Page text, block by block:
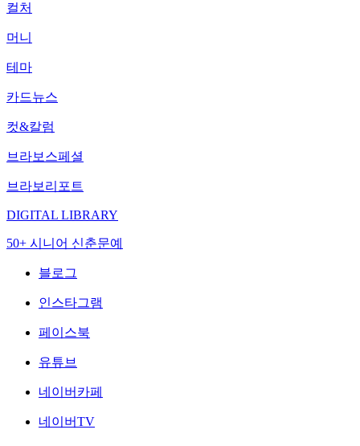
컬처
머니
테마
카드뉴스
컷&칼럼
브라보스페셜
브라보리포트
DIGITAL LIBRARY
50+ 시니어 신춘문예
블로그
인스타그램
페이스북
유튜브
네이버카페
네이버TV